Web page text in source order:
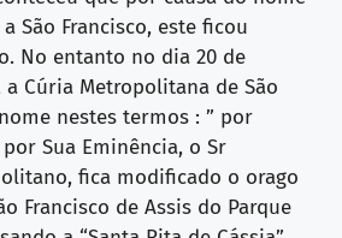
São Francisco, este ficou
No entanto no dia 20 de
a Cúria Metropolitana de São
nestes termos : ” por
Sua Eminência, o Sr
fica modificado o orago
Francisco de Assis do Parque